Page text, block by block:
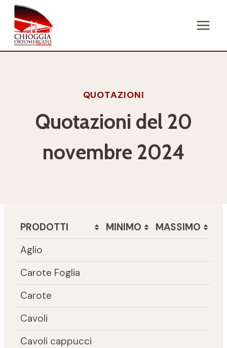
Salta
contenuto
QUOTAZIONI
Quotazioni del 20
novembre 2024
PRODOTTI MINIMO
MASSIMO
Aglio
Carote Foglia
Carote
Cavoli
Cavoli cappucci